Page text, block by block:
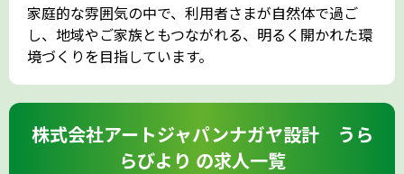
家庭的な雰囲気の中で、利用者さまが自然体で過ご
し、地域やご家族ともつながれる、明るく開かれた環
境づくりを目指しています。
株式会社アートジャパンナガヤ設計 うら
らびより の求人一覧